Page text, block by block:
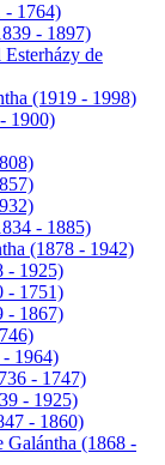
- 1764)
- 1897)
de
(1919 - 1998)
1900)
- 1885)
(1878 - 1942)
- 1925)
- 1751)
- 1867)
- 1964)
- 1747)
- 1925)
- 1860)
Galántha (1868 -